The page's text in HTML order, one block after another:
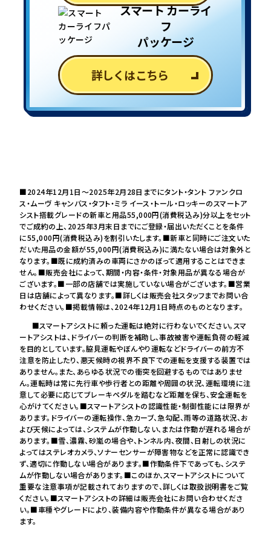
スマート カーライ
フ
パッケージ
詳しくはこちら
■2024年12月1日～2025年2月28日までにタント・タント ファンクロ
ス・ムーヴ キャンバス・タフト・ミラ イース・トール・ロッキーのスマートア
シスト搭載グレードの新車と用品55,000円(消費税込み)分以上をセット
でご成約の上、2025年3月末日までにご登録・届出いただくことを条件
に55,000円(消費税込み)を割引いたします。■新車と同時にご注文いた
だいた用品の金額が55,000円(消費税込み)に満たない場合は対象外と
なります。■既に成約済みの車両にさかのぼって適用することはできま
せん。■販売会社によって、期間・内容・条件・対象用品が異なる場合が
ございます。■一部の店舗では実施していない場合がございます。■営業
日は店舗によって異なります。■詳しくは販売会社スタッフまでお問い合
わせください。■掲載情報は、2024年12月1日時点のものとなります。
■スマートアシストに頼った運転は絶対に行わないでください。スマ
ートアシストは、ドライバーの判断を補助し、事故被害や運転負荷の軽減
を目的としています。脇見運転やぼんやり運転などドライバーの前方不
注意を防止したり、悪天候時の視界不良下での運転を支援する装置では
ありません。また、あらゆる状況での衝突を回避するものではありませ
ん。運転時は常に先行車や歩行者との距離や周囲の状況、運転環境に注
意して必要に応じてブレーキペダルを踏むなど距離を保ち、安全運転を
心がけてください。■スマートアシストの認識性能・制御性能には限界が
あります。ドライバーの運転操作、急カーブ、急勾配、雨等の道路状況、お
よび天候によっては、システムが作動しない、または作動が遅れる場合が
あります。■雪、濃霧、砂嵐の場合や、トンネル内、夜間、日射しの状況に
よってはステレオカメラ、ソナーセンサーが障害物などを正常に認識でき
ず、適切に作動しない場合があります。■作動条件下であっても、システ
ムが作動しない場合があります。■このほか、スマートアシストについて
重要な注意事項が記載されておりますので、詳しくは取扱説明書をご覧
ください。■スマートアシストの詳細は販売会社にお問い合わせくださ
い。■車種やグレードにより、装備内容や作動条件が異なる場合があり
ます。